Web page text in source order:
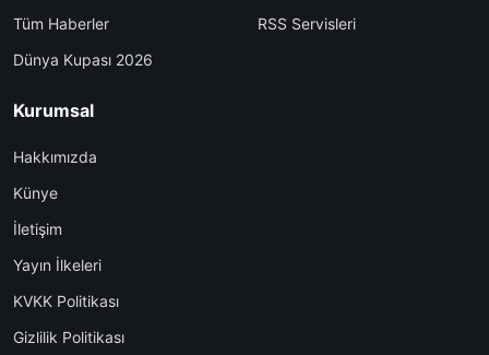
Tüm Haberler
Dünya Kupası 2026
RSS Servisleri
Kurumsal
Hakkımızda
Künye
İletişim
Yayın İlkeleri
KVKK Politikası
Gizlilik Politikası